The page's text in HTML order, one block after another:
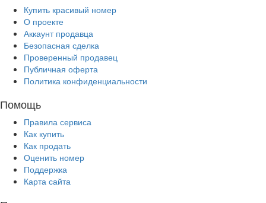
Купить красивый номер
О проекте
Аккаунт продавца
Безопасная сделка
Проверенный продавец
Публичная оферта
Политика конфиденциальности
Помощь
Правила сервиса
Как купить
Как продать
Оценить номер
Поддержка
Карта сайта